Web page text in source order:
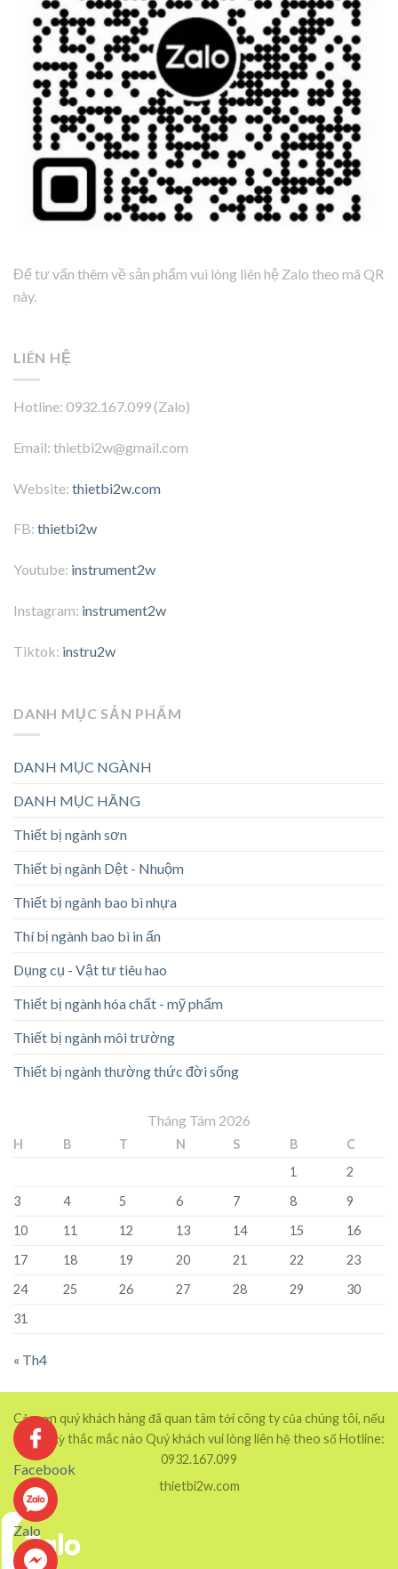
Để tư vấn thêm về sản phẩm vui lòng liên hệ Zalo theo mã QR
này.
LIÊN HỆ
Hotline: 0932.167.099 (Zalo)
Email: thietbi2w@gmail.com
Website: thietbi2w.com
FB: thietbi2w
Youtube: instrument2w
Instagram: instrument2w
Tiktok: instru2w
DANH MỤC SẢN PHẨM
DANH MỤC NGÀNH
DANH MỤC HÃNG
Thiết bị ngành sơn
Thiết bị ngành Dệt - Nhuộm
Thiết bị ngành bao bì nhựa
Thí bị ngành bao bì in ấn
Dụng cụ - Vật tư tiêu hao
Thiết bị ngành hóa chất - mỹ phẩm
Thiết bị ngành môi trường
Thiết bị ngành thường thức đời sống
Tháng Tám 2026
H B T N S B
C
1
2
3
4 5 6 7 8
9
10
11 12 13 14 15
16
17
18 19 20 21 22
23
24
25 26 27 28 29
30
31
« Th4
Cảm ơn quý khách hàng đã quan tâm tới công ty của chúng tôi, nếu
có bất kỳ thắc mắc nào Quý khách vui lòng liên hệ theo số Hotline:
0932.167.099
thietbi2w.com
Zalo
Facebook